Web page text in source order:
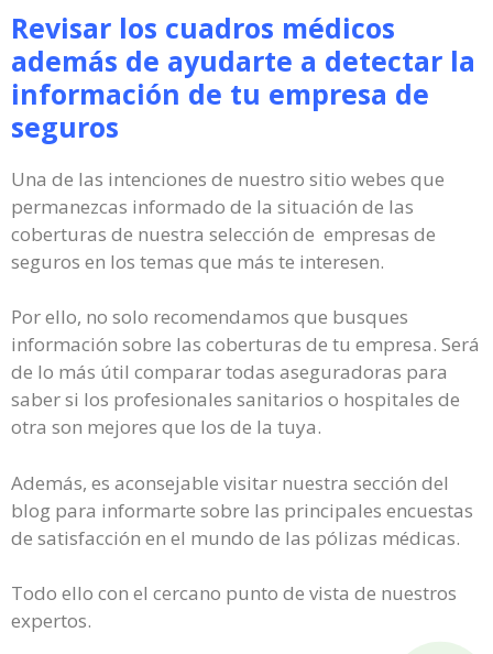
Revisar los cuadros médicos
además de ayudarte a detectar la
información de tu empresa de
seguros
Una de las intenciones de nuestro sitio webes que
permanezcas informado de la situación de las
coberturas de nuestra selección de empresas de
seguros en los temas que más te interesen.
Por ello, no solo recomendamos que busques
información sobre las coberturas de tu empresa. Será
de lo más útil comparar todas aseguradoras para
saber si los profesionales sanitarios o hospitales de
otra son mejores que los de la tuya.
Además, es aconsejable visitar nuestra sección del
blog para informarte sobre las principales encuestas
de satisfacción en el mundo de las pólizas médicas.
Todo ello con el cercano punto de vista de nuestros
expertos.